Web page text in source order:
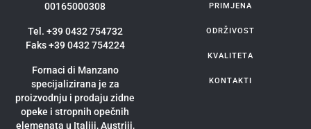
00165000308
Tel. +39 0432 754732
Faks +39 0432 754224
Fornaci di Manzano
specijalizirana je za
proizvodnju i prodaju zidne
opeke i stropnih opečnih
elemenata u Italiji, Austriji,
PRIMJENA
ODRŽIVOST
KVALITETA
KONTAKTI